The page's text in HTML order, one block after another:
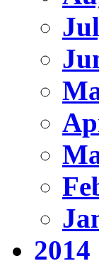
2014